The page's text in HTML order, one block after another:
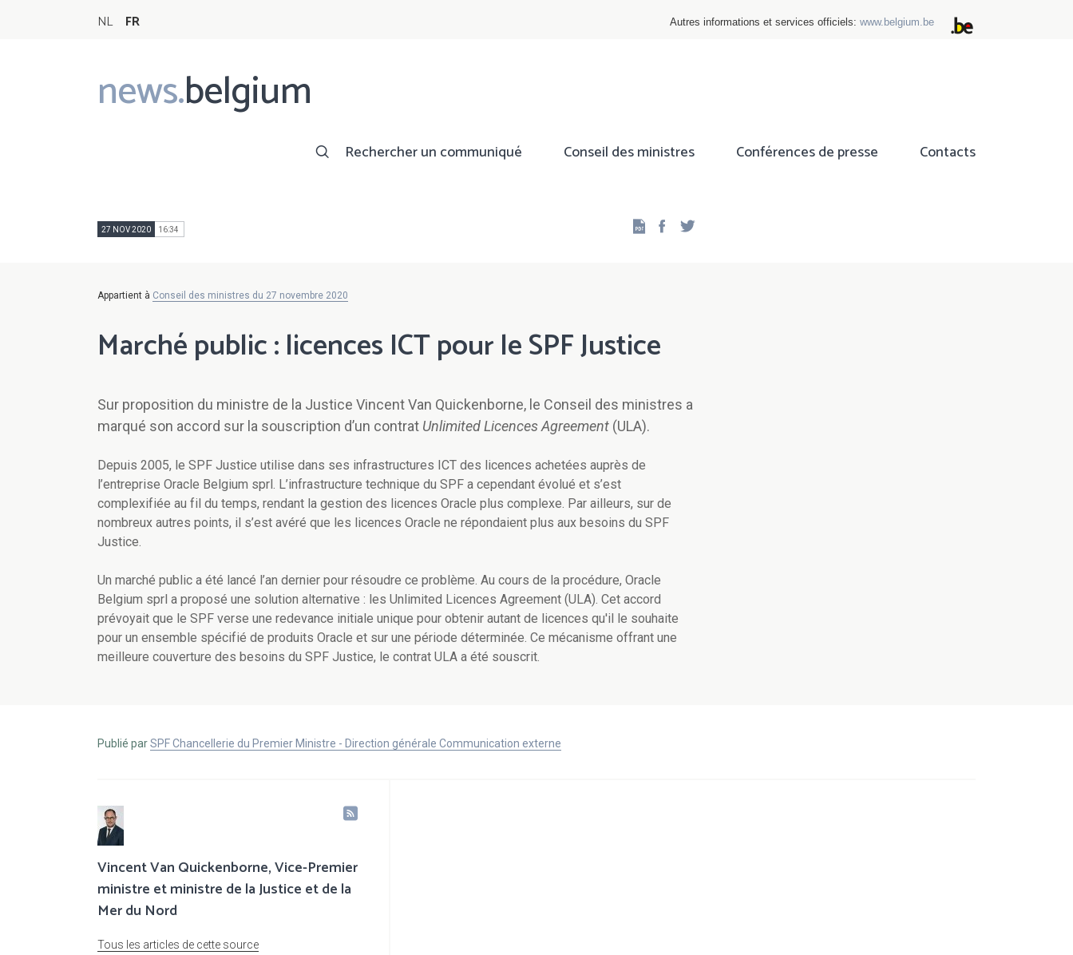
NL FR Autres informations et services officiels: www.belgium.be
news.belgium
Main
navigation
Rechercher un communiqué Conseil des ministres Conférences de presse Contacts
27 NOV 2020 16:34 Facebook
Appartient à Conseil des ministres du 27 novembre 2020
Marché public : licences ICT pour le SPF Justice
Sur proposition du ministre de la Justice Vincent Van Quickenborne, le Conseil des ministres a
marqué son accord sur la souscription d’un contrat Unlimited Licences Agreement (ULA).
Depuis 2005, le SPF Justice utilise dans ses infrastructures ICT des licences achetées auprès de
l’entreprise Oracle Belgium sprl. L’infrastructure technique du SPF a cependant évolué et s’est
complexifiée au fil du temps, rendant la gestion des licences Oracle plus complexe. Par ailleurs, sur de
nombreux autres points, il s’est avéré que les licences Oracle ne répondaient plus aux besoins du SPF
Justice.
Un marché public a été lancé l’an dernier pour résoudre ce problème. Au cours de la procédure, Oracle
Belgium sprl a proposé une solution alternative : les Unlimited Licences Agreement (ULA). Cet accord
prévoyait que le SPF verse une redevance initiale unique pour obtenir autant de licences qu'il le souhaite
pour un ensemble spécifié de produits Oracle et sur une période déterminée. Ce mécanisme offrant une
meilleure couverture des besoins du SPF Justice, le contrat ULA a été souscrit.
Publié parSPF Chancellerie du Premier Ministre - Direction générale Communication externe
Vincent Van Quickenborne, Vice-Premier
ministre et ministre de la Justice et de la
Mer du Nord
Tous les articles de cette source